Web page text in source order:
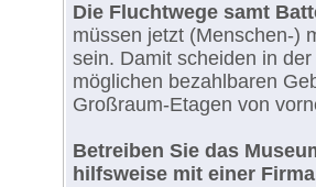
Die Fluchtwege samt
müssen jetzt (Menschen-)
sein. Damit scheiden in
möglichen bezahlbaren
Großraum-Etagen von
Betreiben Sie das
hilfsweise mit einer Firma